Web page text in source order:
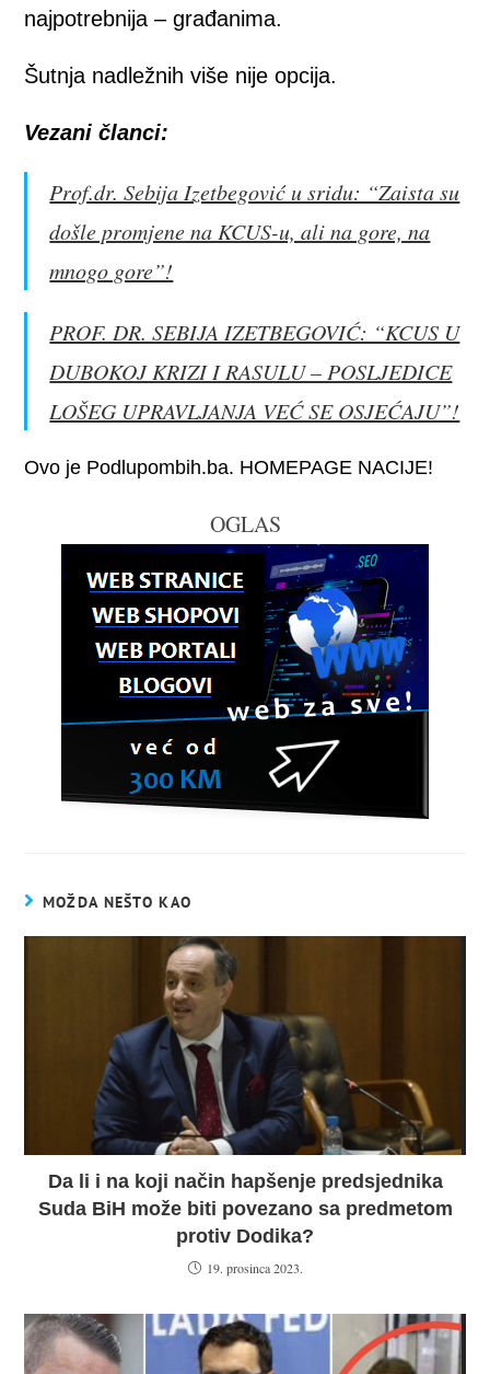
najpotrebnija – građanima.
Šutnja nadležnih više nije opcija.
Vezani članci:
Prof.dr. Sebija Izetbegović u sridu: “Zaista su
došle promjene na KCUS-u, ali na gore, na
mnogo gore”!
PROF. DR. SEBIJA IZETBEGOVIĆ: “KCUS U
DUBOKOJ KRIZI I RASULU – POSLJEDICE
LOŠEG UPRAVLJANJA VEĆ SE OSJEĆAJU”!
Ovo je Podlupombih.ba. HOMEPAGE NACIJE!
OGLAS
MOŽDA NEŠTO KAO
Da li i na koji način hapšenje predsjednika
Suda BiH može biti povezano sa predmetom
protiv Dodika?
19. prosinca 2023.